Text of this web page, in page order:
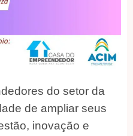
do setor da
de ampliar seus
inovação e